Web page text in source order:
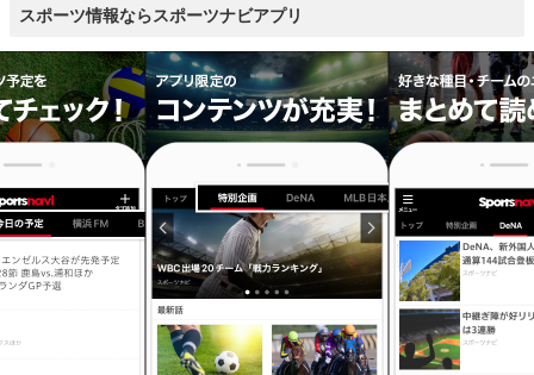
スポーツ情報ならスポーツナビアプリ